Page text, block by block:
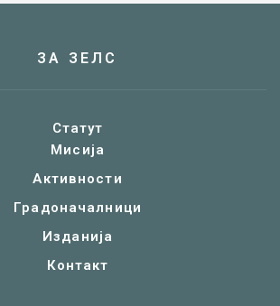
ЗА ЗЕЛС
Статут
Мисија
Активности
Градоначалници
Изданија
Контакт